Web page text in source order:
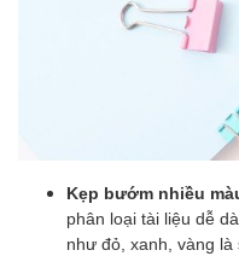
Kẹp bướm nhiều
phân loại tài liệu dễ
như đỏ, xanh, vàng